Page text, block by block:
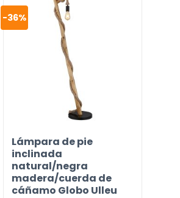
-36%
Lámpara de pie
inclinada
natural/negra
madera/cuerda de
cáñamo Globo Ulleu